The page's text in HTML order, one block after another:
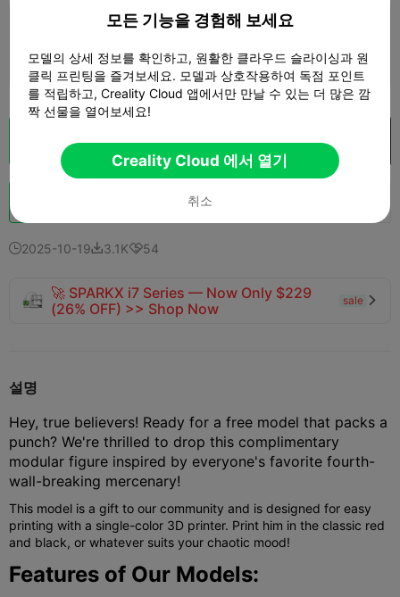
0.2mm layer, 2 walls, 15% infill
 1d 16h  6 플레이트  1424.47g
클라우드 슬라이스 Creality Cloud 에서 열기
2025-10-193.1K54
🚀 SPARKX i7 Series — Now Only $229
(26% OFF) >> Shop Now
sale 
설명
Hey, true believers! Ready for a free model that packs a
punch? We're thrilled to drop this complimentary
modular figure inspired by everyone's favorite fourth-
wall-breaking mercenary!
This model is a gift to our community and is designed for easy
printing with a single-color 3D printer. Print him in the classic red
and black, or whatever suits your chaotic mood!
Features of Our Models:
모든 기능을 경험해 보세요
모델의 상세 정보를 확인하고, 원활한 클라우드 슬라이싱과 원
클릭 프린팅을 즐겨보세요. 모델과 상호작용하여 독점 포인트
를 적립하고, Creality Cloud 앱에서만 만날 수 있는 더 많은 깜
짝 선물을 열어보세요!
Creality Cloud 에서 열기
취소